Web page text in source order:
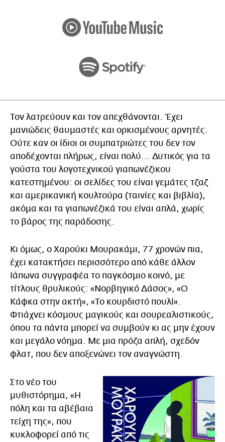
Τον λατρεύουν και τον απεχθάνονται. Έχει
μανιώδεις θαυμαστές και ορκισμένους αρνητές.
Ούτε καν οι ίδιοι οι συμπατριώτες του δεν τον
αποδέχονται πλήρως, είναι πολύ... Δυτικός για τα
γούστα του λογοτεχνικού γιαπωνέζικου
κατεστημένου: οι σελίδες του είναι γεμάτες τζαζ
και αμερικανική κουλτούρα (ταινίες και βιβλία),
ακόμα και τα γιαπωνέζικά του είναι απλά, χωρίς
το βάρος της παράδοσης.
Κι όμως, ο Χαρούκι Μουρακάμι, 77 χρονών πια,
έχει κατακτήσει περισσότερο από κάθε άλλον
Ιάπωνα συγγραφέα το παγκόσμιο κοινό, με
τίτλους θρυλικούς: «Νορβηγικό Δάσος», «Ο
Κάφκα στην ακτή», «Το κουρδιστό πουλί».
Φτιάχνει κόσμους μαγικούς και σουρεαλιστικούς,
όπου τα πάντα μπορεί να συμβούν κι ας μην έχουν
και μεγάλο νόημα. Με μια πρόζα απλή, σχεδόν
φλατ, που δεν αποξενώνει τον αναγνώστη.
Στο νέο του
μυθιστόρημα, «Η
πόλη και τα αβέβαια
τείχη της», που
κυκλοφορεί από τις